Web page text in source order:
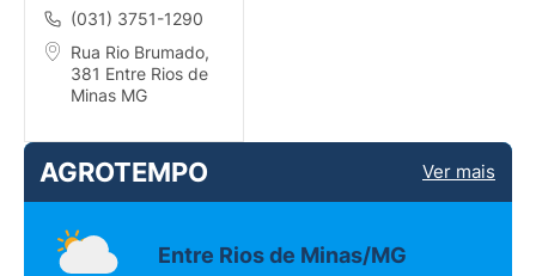
(031) 3751-1290
Rua Rio Brumado,
381 Entre Rios de
Minas MG
AGROTEMPO Ver mais
Entre Rios de Minas/MG